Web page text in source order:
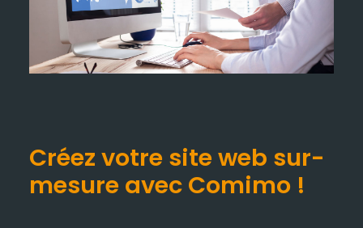
Créez votre site web sur-
mesure avec Comimo !